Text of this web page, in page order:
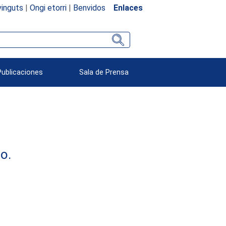
| Ongi etorri| Benvidos Enlaces
Sala de Prensa